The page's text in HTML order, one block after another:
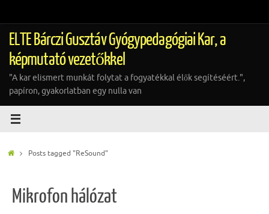
tartalomra
ELTE Bárczi Gusztáv Gyógypedagógiai Kar, a
képmutató vezetőkkel
"A kar elismert munkát folytat a fogyatékkal élők segítéséért.",
papíron, gyakorlatban egy nulla van
HomePosts tagged "ReSound"
Mikrofon hálózat